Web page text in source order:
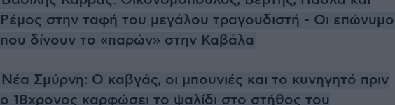
Ρέμος στην ταφή του μεγάλου τραγουδιστή - Οι
που δίνουν το «παρών» στην Καβάλα
Νέα Σμύρνη: Ο καβγάς, οι μπουνιές και το κυνηγητό πριν
ο 18χρονος καρφώσει το ψαλίδι στο στήθος του